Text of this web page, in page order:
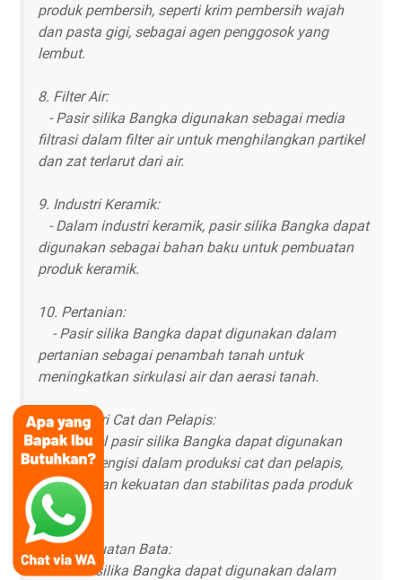
produk pembersih, seperti krim pembersih wajah
dan pasta gigi, sebagai agen penggosok yang
lembut.
8. Filter Air:
- Pasir silika Bangka digunakan sebagai media
filtrasi dalam filter air untuk menghilangkan partikel
dan zat terlarut dari air.
9. Industri Keramik:
- Dalam industri keramik, pasir silika Bangka dapat
digunakan sebagai bahan baku untuk pembuatan
produk keramik.
10. Pertanian:
- Pasir silika Bangka dapat digunakan dalam
pertanian sebagai penambah tanah untuk
meningkatkan sirkulasi air dan aerasi tanah.
11. Industri Cat dan Pelapis:
- Partikel pasir silika Bangka dapat digunakan
sebagai pengisi dalam produksi cat dan pelapis,
memberikan kekuatan dan stabilitas pada produk
tersebut.
12. Pembuatan Bata:
- Pasir silika Bangka dapat digunakan dalam